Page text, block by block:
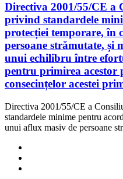
Directiva 2001/55/CE a
privind standardele
protecției temporare, în
persoane strămutate, și
unui echilibru între
pentru primirea acestor
consecințelor acestei
Directiva 2001/55/CE a
standardele minime pentru
unui aflux masiv de persoane